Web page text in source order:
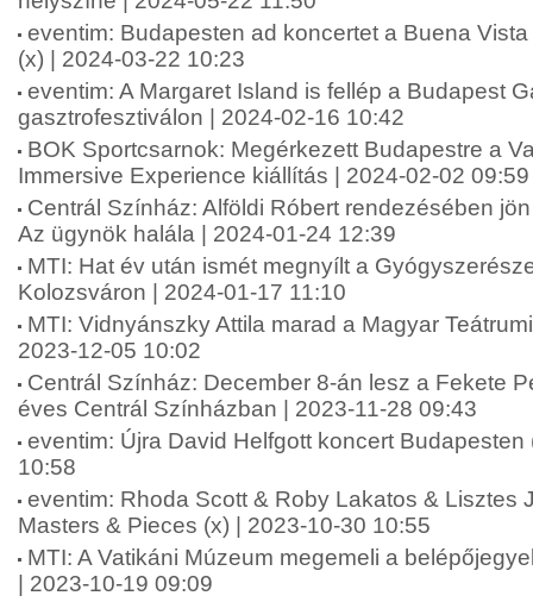
eventim: Budapesten ad koncertet a Buena
(x) | 2024-03-22 10:23
eventim: A Margaret Island is fellép a Budapest
gasztrofesztiválon | 2024-02-16 10:42
BOK Sportcsarnok: Megérkezett Budapestre a
Immersive Experience kiállítás | 2024-02-02 09:59
Centrál Színház: Alföldi Róbert rendezésében
Az ügynök halála | 2024-01-24 12:39
MTI: Hat év után ismét megnyílt a
Kolozsváron | 2024-01-17 11:10
MTI: Vidnyánszky Attila marad a Magyar
2023-12-05 10:02
Centrál Színház: December 8-án lesz a Fekete
éves Centrál Színházban | 2023-11-28 09:43
eventim: Újra David Helfgott koncert Budapesten
10:58
eventim: Rhoda Scott & Roby Lakatos & Lisztes
Masters & Pieces (x) | 2023-10-30 10:55
MTI: A Vatikáni Múzeum megemeli a
| 2023-10-19 09:09